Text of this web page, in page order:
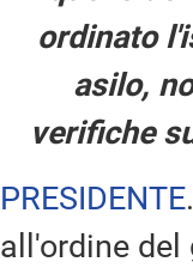
ordinato
asilo,
verifiche
PRESIDENTE
all'ordine